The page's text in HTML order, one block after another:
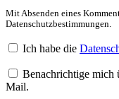
Mit Absenden eines
Datenschutzbestimmungen.
Ich habe die
Benachrichtige mich
Mail.